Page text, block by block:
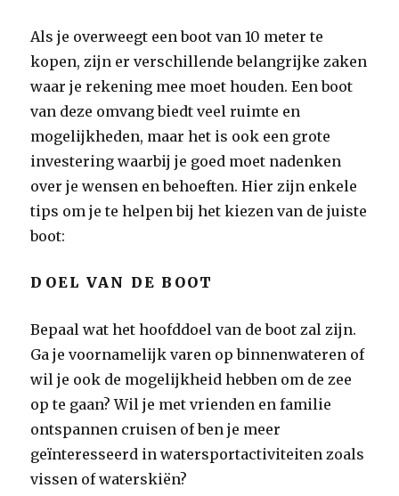
Als je overweegt een boot van 10 meter te
kopen, zijn er verschillende belangrijke zaken
waar je rekening mee moet houden. Een boot
van deze omvang biedt veel ruimte en
mogelijkheden, maar het is ook een grote
investering waarbij je goed moet nadenken
over je wensen en behoeften. Hier zijn enkele
tips om je te helpen bij het kiezen van de juiste
boot:
DOEL VAN DE BOOT
Bepaal wat het hoofddoel van de boot zal zijn.
Ga je voornamelijk varen op binnenwateren of
wil je ook de mogelijkheid hebben om de zee
op te gaan? Wil je met vrienden en familie
ontspannen cruisen of ben je meer
geïnteresseerd in watersportactiviteiten zoals
vissen of waterskiën?